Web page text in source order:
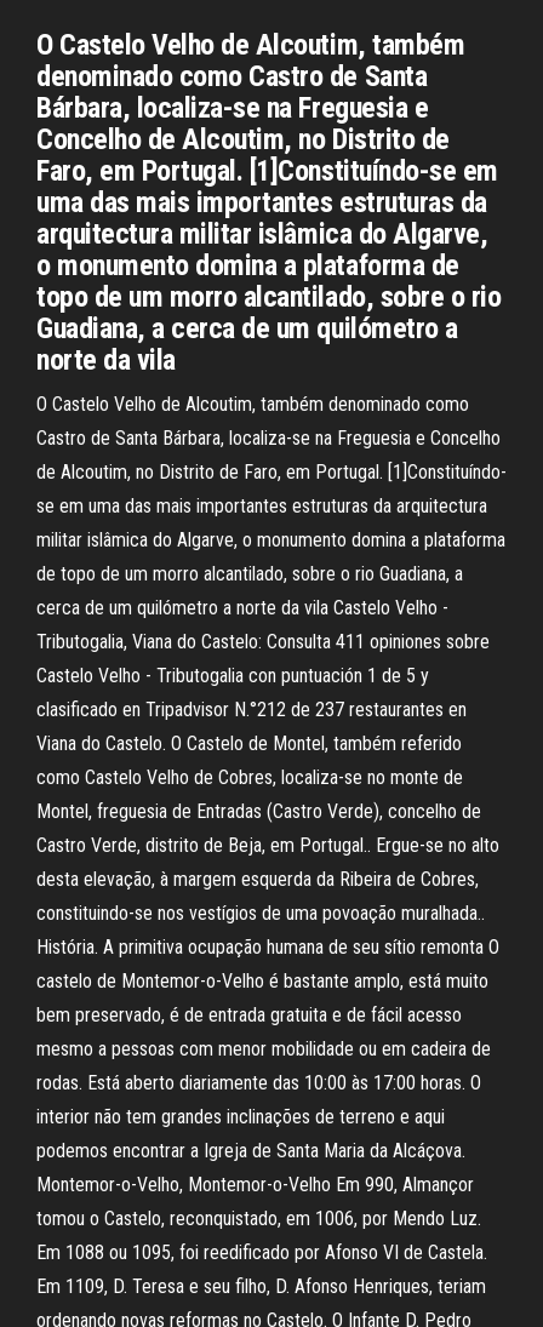
O Castelo Velho de Alcoutim, também
denominado como Castro de Santa
Bárbara, localiza-se na Freguesia e
Concelho de Alcoutim, no Distrito de
Faro, em Portugal. [1]Constituíndo-se em
uma das mais importantes estruturas da
arquitectura militar islâmica do Algarve,
o monumento domina a plataforma de
topo de um morro alcantilado, sobre o rio
Guadiana, a cerca de um quilómetro a
norte da vila
O Castelo Velho de Alcoutim, também denominado como
Castro de Santa Bárbara, localiza-se na Freguesia e Concelho
de Alcoutim, no Distrito de Faro, em Portugal. [1]Constituíndo-
se em uma das mais importantes estruturas da arquitectura
militar islâmica do Algarve, o monumento domina a plataforma
de topo de um morro alcantilado, sobre o rio Guadiana, a
cerca de um quilómetro a norte da vila Castelo Velho -
Tributogalia, Viana do Castelo: Consulta 411 opiniones sobre
Castelo Velho - Tributogalia con puntuación 1 de 5 y
clasificado en Tripadvisor N.°212 de 237 restaurantes en
Viana do Castelo. O Castelo de Montel, também referido
como Castelo Velho de Cobres, localiza-se no monte de
Montel, freguesia de Entradas (Castro Verde), concelho de
Castro Verde, distrito de Beja, em Portugal.. Ergue-se no alto
desta elevação, à margem esquerda da Ribeira de Cobres,
constituindo-se nos vestígios de uma povoação muralhada..
História. A primitiva ocupação humana de seu sítio remonta O
castelo de Montemor-o-Velho é bastante amplo, está muito
bem preservado, é de entrada gratuita e de fácil acesso
mesmo a pessoas com menor mobilidade ou em cadeira de
rodas. Está aberto diariamente das 10:00 às 17:00 horas. O
interior não tem grandes inclinações de terreno e aqui
podemos encontrar a Igreja de Santa Maria da Alcáçova.
Montemor-o-Velho, Montemor-o-Velho Em 990, Almançor
tomou o Castelo, reconquistado, em 1006, por Mendo Luz.
Em 1088 ou 1095, foi reedificado por Afonso VI de Castela.
Em 1109, D. Teresa e seu filho, D. Afonso Henriques, teriam
ordenando novas reformas no Castelo. O Infante D. Pedro